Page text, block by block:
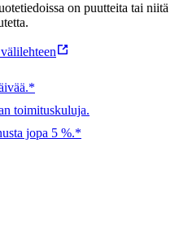
on puutteita tai niitä
toimituskuluja.
jopa 5 %.*